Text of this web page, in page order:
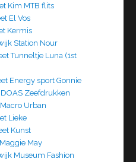
Kim MTB flits
El Vos
Kermis
Station Nour
Tunneltje Luna (1st
Energy sport Gonnie
Zeefdrukken
Urban
Lieke
Kunst
May
Museum Fashion